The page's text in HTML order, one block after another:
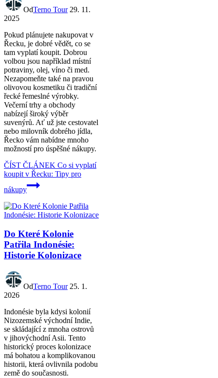
OdTerno Tour 29. 11.
2025
Pokud plánujete nakupovat v
Řecku, je dobré vědět, co se
tam vyplatí koupit. Dobrou
volbou jsou například místní
potraviny, olej, víno či med.
Nezapomeňte také na pravou
olivovou kosmetiku či tradiční
řecké řemeslné výrobky.
Večerní trhy a obchody
nabízejí široký výběr
suvenýrů. Ať už jste cestovatel
nebo milovník dobrého jídla,
Řecko vám nabídne mnoho
možností pro úspěšné nákupy.
ČÍST ČLÁNEK Co si vyplatí
koupit v Řecku: Tipy pro
nákupy
Do Které Kolonie
Patřila Indonésie:
Historie Kolonizace
OdTerno Tour 25. 1.
2026
Indonésie byla kdysi kolonií
Nizozemské východní Indie,
se skládající z mnoha ostrovů
v jihovýchodní Asii. Tento
historický proces kolonizace
má bohatou a komplikovanou
historii, která ovlivnila podobu
země do současnosti.